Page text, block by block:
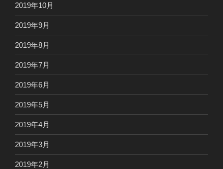
2019年10月
2019年9月
2019年8月
2019年7月
2019年6月
2019年5月
2019年4月
2019年3月
2019年2月